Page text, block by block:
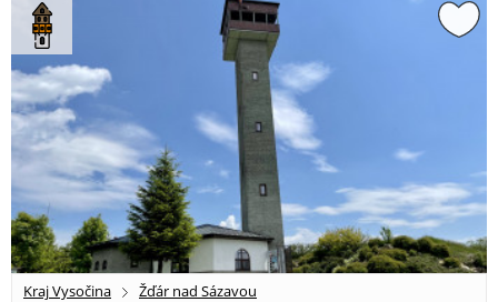
Kraj Vysočina Žďár nad Sázavou